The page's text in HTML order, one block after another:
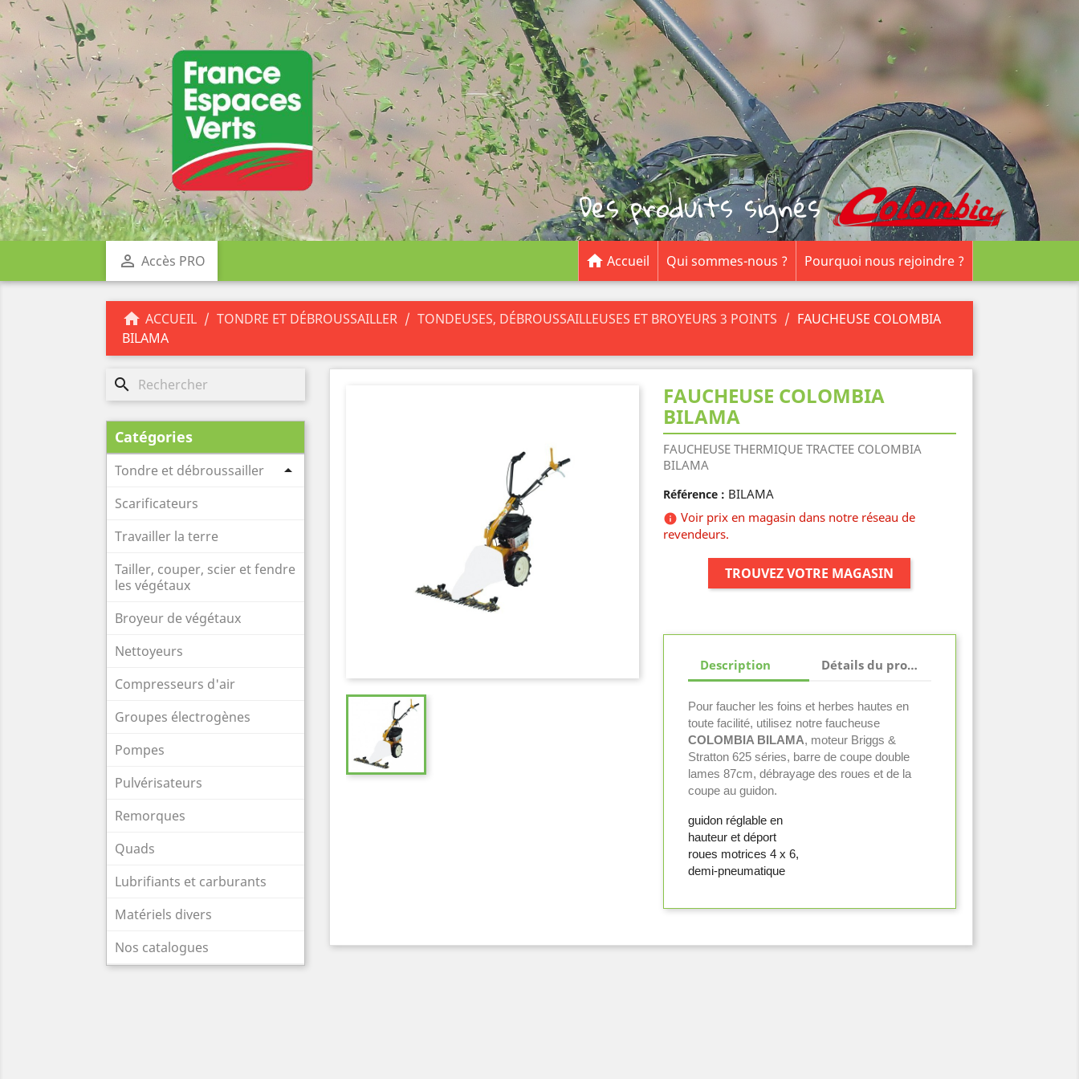
Des produits signés
 Accès PRO  Accueil Qui sommes-nous ? Pourquoi nous rejoindre ?
 ACCUEIL TONDRE ET DÉBROUSSAILLER TONDEUSES, DÉBROUSSAILLEUSES ET BROYEURS 3 POINTS
FAUCHEUSE COLOMBIA
BILAMA
search
Catégories
Tondre et débroussailler 
Scarificateurs
Travailler la terre
Tailler, couper, scier et fendre
les végétaux
Broyeur de végétaux
Nettoyeurs
Compresseurs d'air
Groupes électrogènes
Pompes
Pulvérisateurs
Remorques
Quads
Lubrifiants et carburants
Matériels divers
Nos catalogues
FAUCHEUSE COLOMBIA
BILAMA
FAUCHEUSE THERMIQUE TRACTEE COLOMBIA
BILAMA
Référence : BILAMA
 Voir prix en magasin dans notre réseau de
revendeurs.
TROUVEZ VOTRE MAGASIN
Description Détails du produit
Pour faucher les foins et herbes hautes en
toute facilité, utilisez notre faucheuse
COLOMBIA BILAMA, moteur Briggs &
Stratton 625 séries, barre de coupe double
lames 87cm, débrayage des roues et de la
coupe au guidon.
guidon réglable en
hauteur et déport
roues motrices 4 x 6,
demi-pneumatique